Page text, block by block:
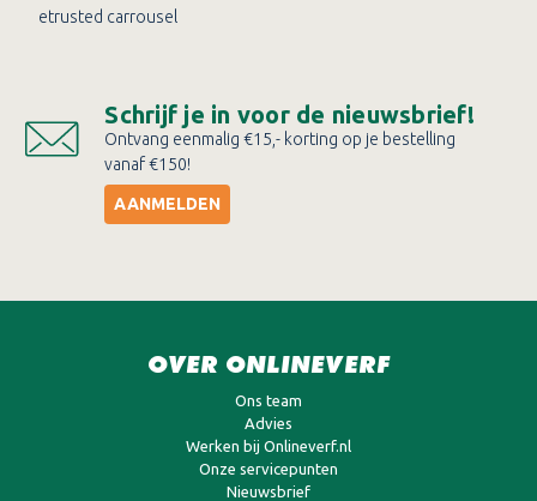
etrusted carrousel
Schrijf je in voor de nieuwsbrief!
Ontvang eenmalig €15,- korting op je bestelling
vanaf €150!
AANMELDEN
OVER ONLINEVERF
Ons team
Advies
Werken bij Onlineverf.nl
Onze servicepunten
Nieuwsbrief